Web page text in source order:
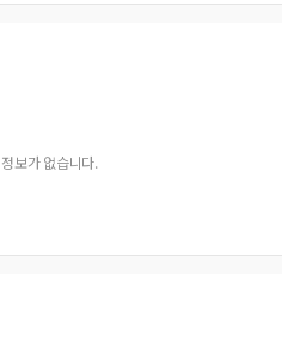
보가 없습니다.